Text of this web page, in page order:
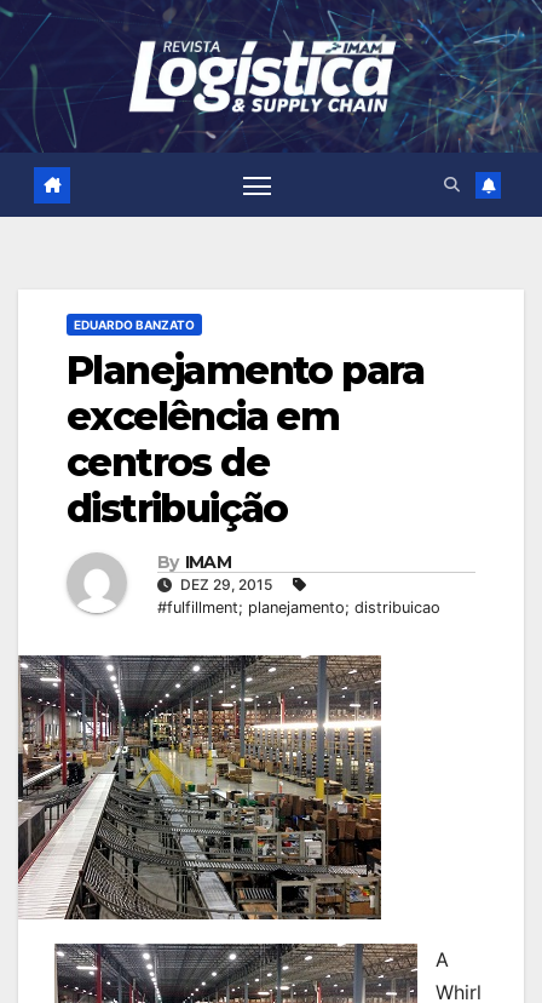
Skip
content
EDUARDO BANZATO
Planejamento para
excelência em
centros de
distribuição
By IMAM
DEZ 29, 2015
#fulfillment; planejamento; distribuicao
A
Whirl